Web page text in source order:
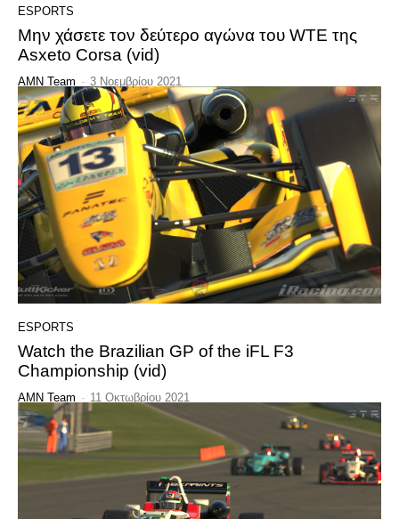
ESPORTS
Μην χάσετε τον δεύτερο αγώνα του WTE της
Asxeto Corsa (vid)
AMN Team - 3 Νοεμβρίου 2021
ESPORTS
Watch the Brazilian GP of the iFL F3
Championship (vid)
AMN Team - 11 Οκτωβρίου 2021